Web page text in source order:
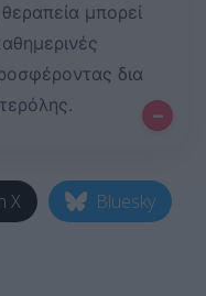
μπορεί
δια
–
X Bluesky